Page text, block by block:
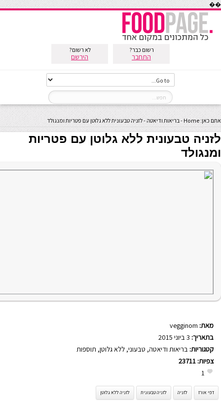
��
רשום כבר?
התחבר
לא רשום?
הירשם
אתם כאן: Home
-בריאות ודיאטה -לזניה טבעונית ללא גלוטן עם פטריות ומנגולד
לזניה טבעונית ללא גלוטן עם פטריות
ומנגולד
מאת: vegginom
בתאריך:
קטגוריות: בריאות ודיאטה, טבעוני, ללא גלוטן, תוספות
צפיות: 23711
1
דפי אורז לזניה לזניה טבעונית לזניה ללא גלוטן